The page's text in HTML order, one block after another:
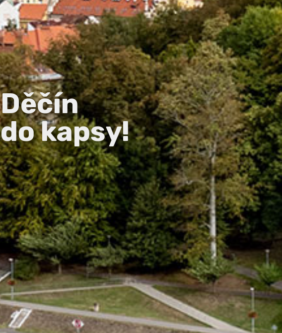
Děčín
do kapsy!